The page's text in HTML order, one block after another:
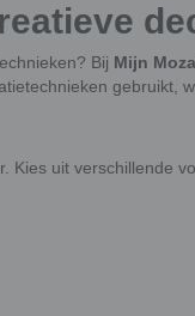
Bij Mijn
gebruikt,
Kies uit verschillende